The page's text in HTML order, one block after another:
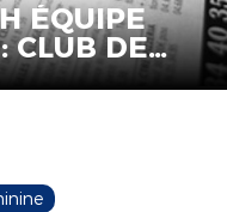
ÉQUIPE
CLUB DE